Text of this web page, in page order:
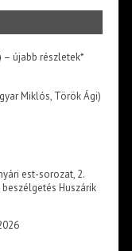
– újabb részletek*
Miklós, Török Ági)
est-sorozat, 2.
Huszárik